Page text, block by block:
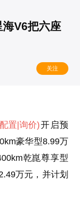
V6把六座
关注
置 |询价)开启预
豪华型8.99万
乾崑尊享型
万元，并计划